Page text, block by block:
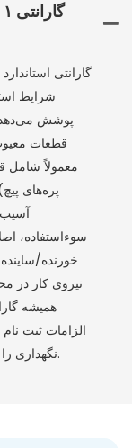
شرایط
پوشش می‌دهد.
قطعات
معمولاً شامل
پره‌های
سوءاستفاده،
خورنده/
نیروی کار در
همیشه
الزامات ثبت
نگهداری را برای پشتیبانی از ادعاهای گارانتی نگه دارید.